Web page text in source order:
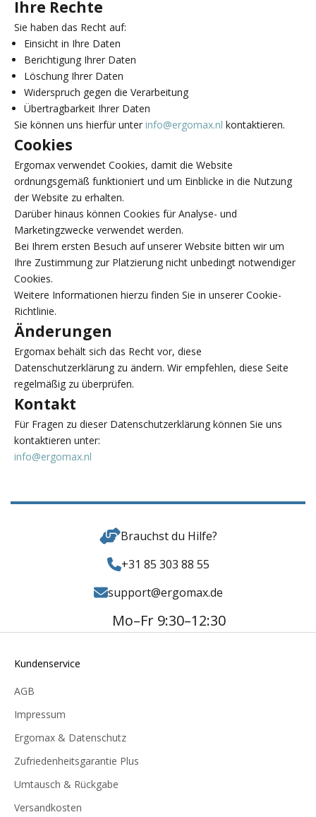
Ihre Rechte
Sie haben das Recht auf:
Einsicht in Ihre Daten
Berichtigung Ihrer Daten
Löschung Ihrer Daten
Widerspruch gegen die Verarbeitung
Übertragbarkeit Ihrer Daten
Sie können uns hierfür unter info@ergomax.nl kontaktieren.
Cookies
Ergomax verwendet Cookies, damit die Website
ordnungsgemäß funktioniert und um Einblicke in die Nutzung
der Website zu erhalten.
Darüber hinaus können Cookies für Analyse- und
Marketingzwecke verwendet werden.
Bei Ihrem ersten Besuch auf unserer Website bitten wir um
Ihre Zustimmung zur Platzierung nicht unbedingt notwendiger
Cookies.
Weitere Informationen hierzu finden Sie in unserer Cookie-
Richtlinie.
Änderungen
Ergomax behält sich das Recht vor, diese
Datenschutzerklärung zu ändern. Wir empfehlen, diese Seite
regelmäßig zu überprüfen.
Kontakt
Für Fragen zu dieser Datenschutzerklärung können Sie uns
kontaktieren unter:
info@ergomax.nl
Brauchst du Hilfe?
+31 85 303 88 55
support@ergomax.de
Mo–Fr 9:30–12:30
Kundenservice
AGB
Impressum
Ergomax & Datenschutz
Zufriedenheitsgarantie Plus
Umtausch & Rückgabe
Versandkosten